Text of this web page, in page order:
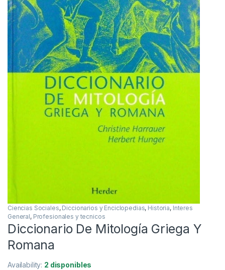
Ciencias Sociales, Diccionarios y Enciclopedias, Historia, Interes
General, Profesionales y tecnicos
Diccionario De Mitología Griega Y
Romana
Availability: 2 disponibles